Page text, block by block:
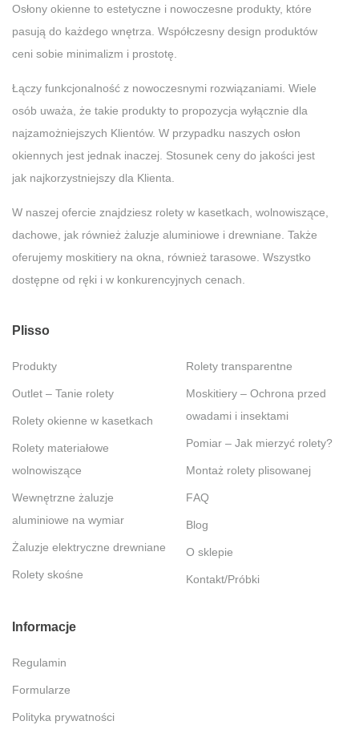
Osłony okienne to estetyczne i nowoczesne produkty, które
pasują do każdego wnętrza. Współczesny design produktów
ceni sobie minimalizm i prostotę.
Łączy funkcjonalność z nowoczesnymi rozwiązaniami. Wiele
osób uważa, że takie produkty to propozycja wyłącznie dla
najzamożniejszych Klientów. W przypadku naszych osłon
okiennych jest jednak inaczej. Stosunek ceny do jakości jest
jak najkorzystniejszy dla Klienta.
W naszej ofercie znajdziesz rolety w kasetkach, wolnowiszące,
dachowe, jak również żaluzje aluminiowe i drewniane. Także
oferujemy moskitiery na okna, również tarasowe. Wszystko
dostępne od ręki i w konkurencyjnych cenach.
Plisso
Produkty
Outlet – Tanie rolety
Rolety okienne w kasetkach
Rolety materiałowe
wolnowiszące
Wewnętrzne żaluzje
aluminiowe na wymiar
Żaluzje elektryczne drewniane
Rolety skośne
Rolety transparentne
Moskitiery – Ochrona przed
owadami i insektami
Pomiar – Jak mierzyć rolety?
Montaż rolety plisowanej
FAQ
Blog
O sklepie
Kontakt/Próbki
Informacje
Regulamin
Formularze
Polityka prywatności